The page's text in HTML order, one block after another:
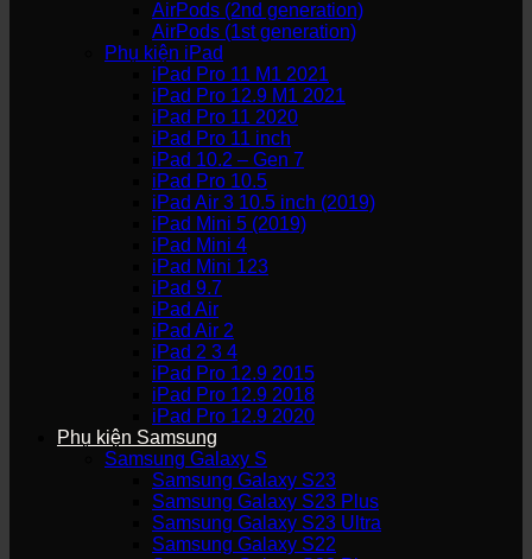
AirPods (2nd generation)
AirPods (1st generation)
Phụ kiện iPad
iPad Pro 11 M1 2021
iPad Pro 12.9 M1 2021
iPad Pro 11 2020
iPad Pro 11 inch
iPad 10.2 – Gen 7
iPad Pro 10.5
iPad Air 3 10.5 inch (2019)
iPad Mini 5 (2019)
iPad Mini 4
iPad Mini 123
iPad 9.7
iPad Air
iPad Air 2
iPad 2 3 4
iPad Pro 12.9 2015
iPad Pro 12.9 2018
iPad Pro 12.9 2020
Phụ kiện Samsung
Samsung Galaxy S
Samsung Galaxy S23
Samsung Galaxy S23 Plus
Samsung Galaxy S23 Ultra
Samsung Galaxy S22